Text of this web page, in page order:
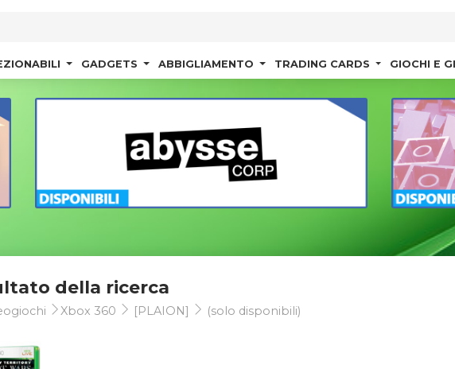
GADGETS ABBIGLIAMENTO TRADING CARDS GIOCHI E
della ricerca
Xbox 360 [PLAION] (solo disponibili)